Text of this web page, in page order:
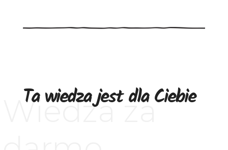
Ta wiedza jest dla Ciebie
Wiedza za